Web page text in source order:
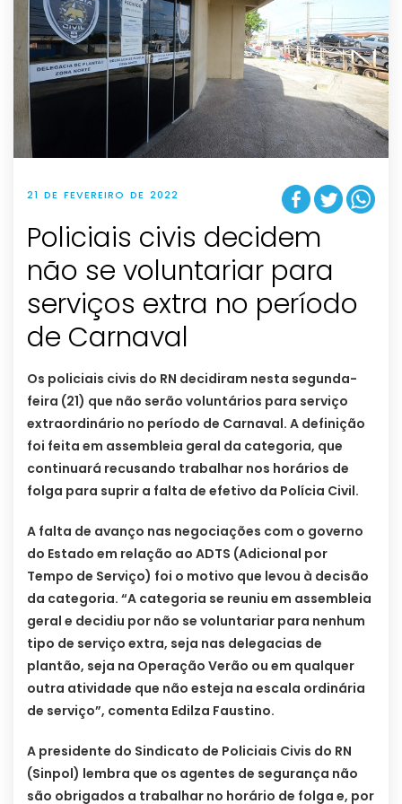
21 DE FEVEREIRO DE 2022
Policiais civis decidem
não se voluntariar para
serviços extra no período
de Carnaval
Os policiais civis do RN decidiram nesta segunda-
feira (21) que não serão voluntários para serviço
extraordinário no período de Carnaval. A definição
foi feita em assembleia geral da categoria, que
continuará recusando trabalhar nos horários de
folga para suprir a falta de efetivo da Polícia Civil.
A falta de avanço nas negociações com o governo
do Estado em relação ao ADTS (Adicional por
Tempo de Serviço) foi o motivo que levou à decisão
da categoria. “A categoria se reuniu em assembleia
geral e decidiu por não se voluntariar para nenhum
tipo de serviço extra, seja nas delegacias de
plantão, seja na Operação Verão ou em qualquer
outra atividade que não esteja na escala ordinária
de serviço”, comenta Edilza Faustino.
A presidente do Sindicato de Policiais Civis do RN
(Sinpol) lembra que os agentes de segurança não
são obrigados a trabalhar no horário de folga e, por